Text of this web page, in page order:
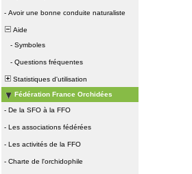
- Avoir une bonne conduite naturaliste
Aide
- Symboles
- Questions fréquentes
Statistiques d'utilisation
Fédération France Orchidées
- De la SFO à la FFO
- Les associations fédérées
- Les activités de la FFO
- Charte de l'orchidophile